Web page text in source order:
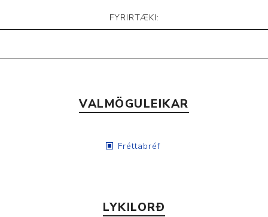
FYRIRTÆKI:
VALMÖGULEIKAR
Fréttabréf
LYKILORÐ